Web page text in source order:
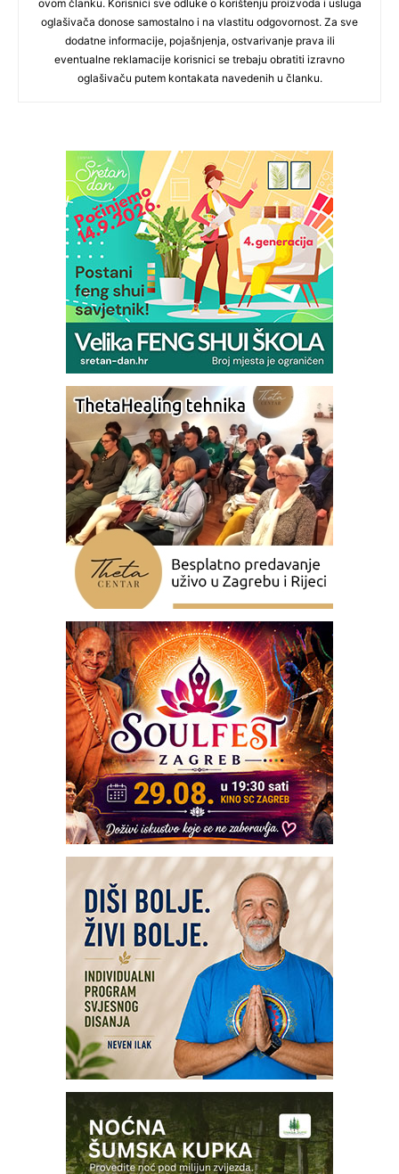
ovom članku. Korisnici sve odluke o korištenju proizvoda i usluga
oglašivača donose samostalno i na vlastitu odgovornost. Za sve
dodatne informacije, pojašnjenja, ostvarivanje prava ili
eventualne reklamacije korisnici se trebaju obratiti izravno
oglašivaču putem kontakata navedenih u članku.